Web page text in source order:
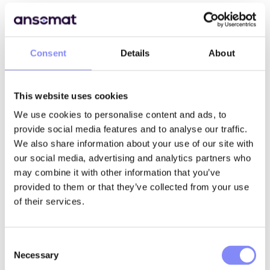
Consent Details About
This website uses cookies
We use cookies to personalise content and ads, to
provide social media features and to analyse our traffic.
We also share information about your use of our site with
our social media, advertising and analytics partners who
may combine it with other information that you’ve
provided to them or that they’ve collected from your use
of their services.
Selection
Necessary
De waarde van het analyseren
van uw gegevens
Real-time zichtbaarheid:
overzicht van de prestaties op de werkvloer, waarbij de
voortgang, cyclustijden en foutpercentages worden
bijgehouden, zodat supervisors direct kunnen handelen
waar ondersteuning nodig is.
Knelpunt- en trenddetectie:Het visualiseren van
gegevens over operator guidance helpt bij het
identificeren van terugkerende problemen en
inefficiënties, waardoor de lijnbalans, werklast en het
trainingsvoortgang en werklast om hiaten in vaardigheden
te identificeren, personeel te optimaliseren en gerichte